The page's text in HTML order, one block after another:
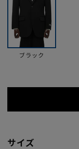
ブラック
サイズ